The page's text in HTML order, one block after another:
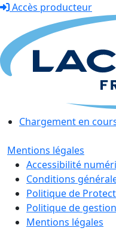
Accès producteur
Chargement en
Mentions légales
Accessibilité
Conditions
Politique de
Politique de
Mentions légales